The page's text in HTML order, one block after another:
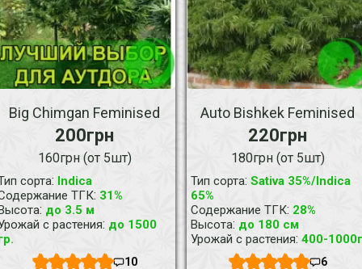
Big Chimgan Feminised
200грн
160грн (от 5шт)
сорта: Indica
ТГК: 31%
: до 3.5 м
с растения: до 1500
10
Auto Bishkek Feminised
220грн
180грн (от 5шт)
Тип сорта: Sativa 35%/Indica
65%
Содержание ТГК: 28%
Высота: до 180 см
Урожай с растения: 400-1000г
6